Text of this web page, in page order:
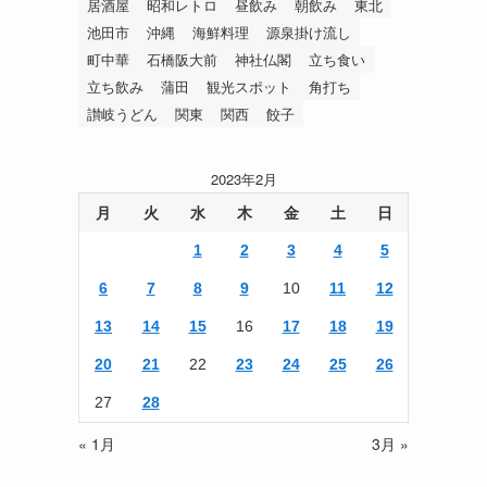
居酒屋 昭和レトロ 昼飲み 朝飲み
東北
池田市
沖縄 海鮮料理
源泉掛け流し
町中華
石橋阪大前 神社仏閣
立ち食い
立ち飲み
蒲田 観光スポット
角打ち
讃岐うどん
関東 関西 餃子
2023年2月
月 火 水 木 金 土 日
1 2 3 4 5
6 7 8 9 10 11 12
13 14 15 16 17 18 19
20 21 22 23 24 25 26
27 28
« 1月 3月 »